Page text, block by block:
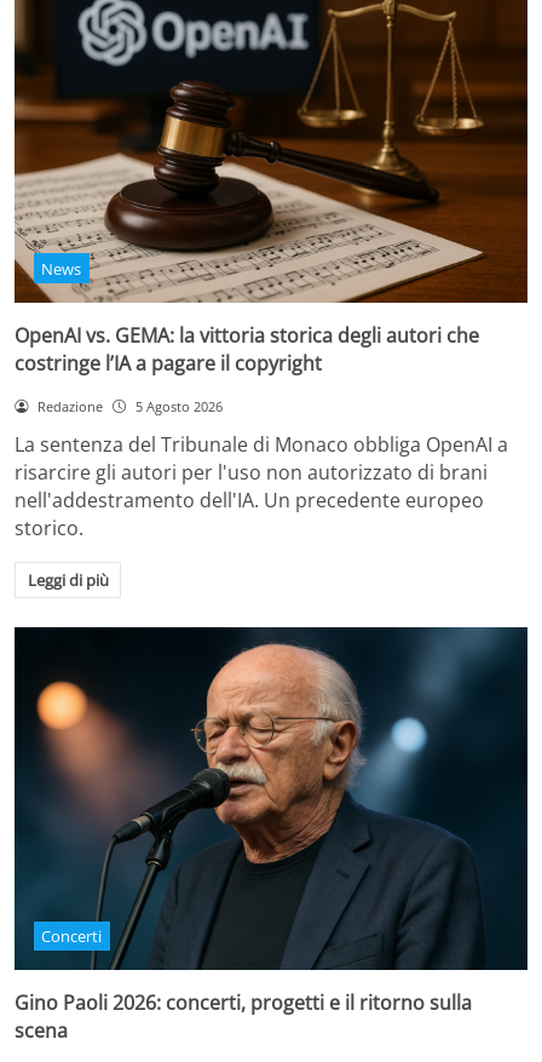
News
OpenAI vs. GEMA: la vittoria storica degli autori che
costringe l’IA a pagare il copyright
Redazione 5 Agosto 2026
La sentenza del Tribunale di Monaco obbliga OpenAI a
risarcire gli autori per l'uso non autorizzato di brani
nell'addestramento dell'IA. Un precedente europeo
storico.
Leggi di più
Concerti
Gino Paoli 2026: concerti, progetti e il ritorno sulla
scena